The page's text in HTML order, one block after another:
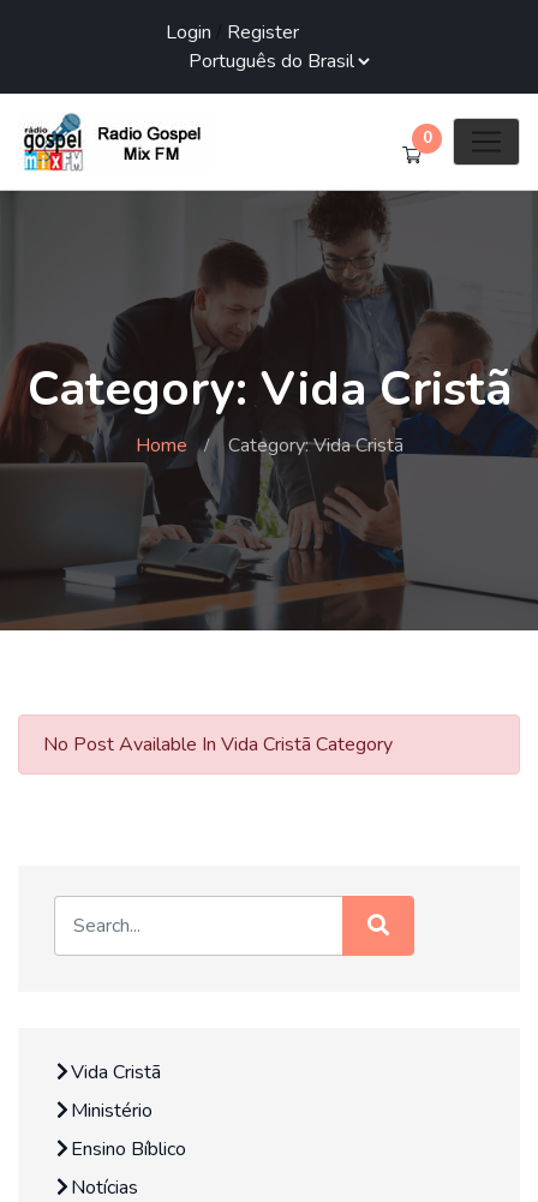
Login Register
0
Category: Vida Cristã
Home Category: Vida Cristã
No Post Available In Vida Cristã Category
Vida Cristã
Ministério
Ensino Bíblico
Notícias